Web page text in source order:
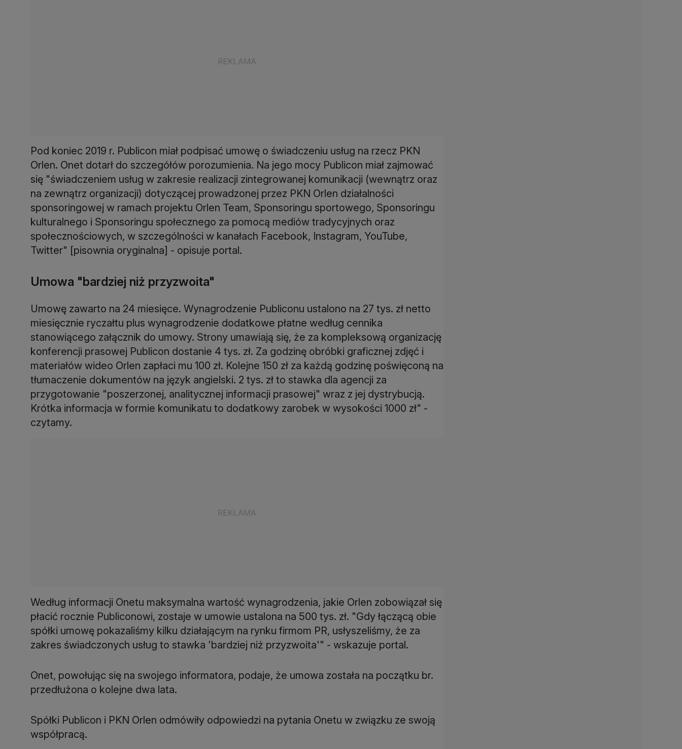
Pod koniec 2019 r. Publicon miał podpisać umowę o świadczeniu usług na rzecz PKN
Orlen. Onet dotarł do szczegółów porozumienia. Na jego mocy Publicon miał zajmować
się "świadczeniem usług w zakresie realizacji zintegrowanej komunikacji (wewnątrz oraz
na zewnątrz organizacji) dotyczącej prowadzonej przez PKN Orlen działalności
sponsoringowej w ramach projektu Orlen Team, Sponsoringu sportowego, Sponsoringu
kulturalnego i Sponsoringu społecznego za pomocą mediów tradycyjnych oraz
społecznościowych, w szczególności w kanałach Facebook, Instagram, YouTube,
Twitter" [pisownia oryginalna] - opisuje portal.
Umowa "bardziej niż przyzwoita"
Umowę zawarto na 24 miesięce. Wynagrodzenie Publiconu ustalono na 27 tys. zł netto
miesięcznie ryczałtu plus wynagrodzenie dodatkowe płatne według cennika
stanowiącego załącznik do umowy. Strony umawiają się, że za kompleksową organizację
konferencji prasowej Publicon dostanie 4 tys. zł. Za godzinę obróbki graficznej zdjęć i
materiałów wideo Orlen zapłaci mu 100 zł. Kolejne 150 zł za każdą godzinę poświęconą na
tłumaczenie dokumentów na język angielski. 2 tys. zł to stawka dla agencji za
przygotowanie "poszerzonej, analitycznej informacji prasowej" wraz z jej dystrybucją.
Krótka informacja w formie komunikatu to dodatkowy zarobek w wysokości 1000 zł" -
czytamy.
Według informacji Onetu maksymalna wartość wynagrodzenia, jakie Orlen zobowiązał się
płacić rocznie Publiconowi, zostaje w umowie ustalona na 500 tys. zł. "Gdy łączącą obie
spółki umowę pokazaliśmy kilku działającym na rynku firmom PR, usłyszeliśmy, że za
zakres świadczonych usług to stawka 'bardziej niż przyzwoita'" - wskazuje portal.
Onet, powołując się na swojego informatora, podaje, że umowa została na początku br.
przedłużona o kolejne dwa lata.
Spółki Publicon i PKN Orlen odmówiły odpowiedzi na pytania Onetu w związku ze swoją
współpracą.